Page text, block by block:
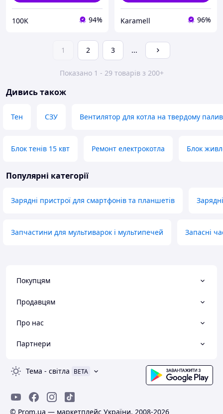
100K 94% Karamell 96%
1 2 3 ...
Показано 1 - 29 товарів з 200+
Дивись також
Тен СЗУ Вентилятор для котла на твердому
Блок тенів 15 квт Ремонт електрокотла Блок
Популярні категорії
Зарядні пристрої для смартфонів та планшетів
Запчастини для мультиварок і мультипечей Запасні
Покупцям
Продавцям
Про нас
Партнери
Тема - світла BETA
© Prom.ua — маркетплейс України, 2008-2026